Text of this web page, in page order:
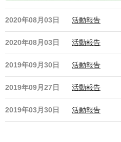
2020年08月03日 活動報告
2020年08月03日 活動報告
2019年09月30日 活動報告
2019年09月27日 活動報告
2019年03月30日 活動報告